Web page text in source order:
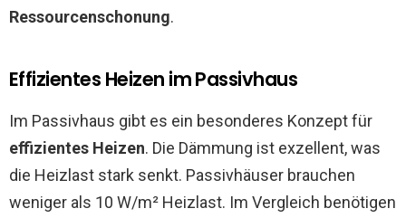
Ressourcenschonung.
Effizientes Heizen im Passivhaus
Im Passivhaus gibt es ein besonderes Konzept für
effizientes Heizen. Die Dämmung ist exzellent, was
die Heizlast stark senkt. Passivhäuser brauchen
weniger als 10 W/m² Heizlast. Im Vergleich benötigen